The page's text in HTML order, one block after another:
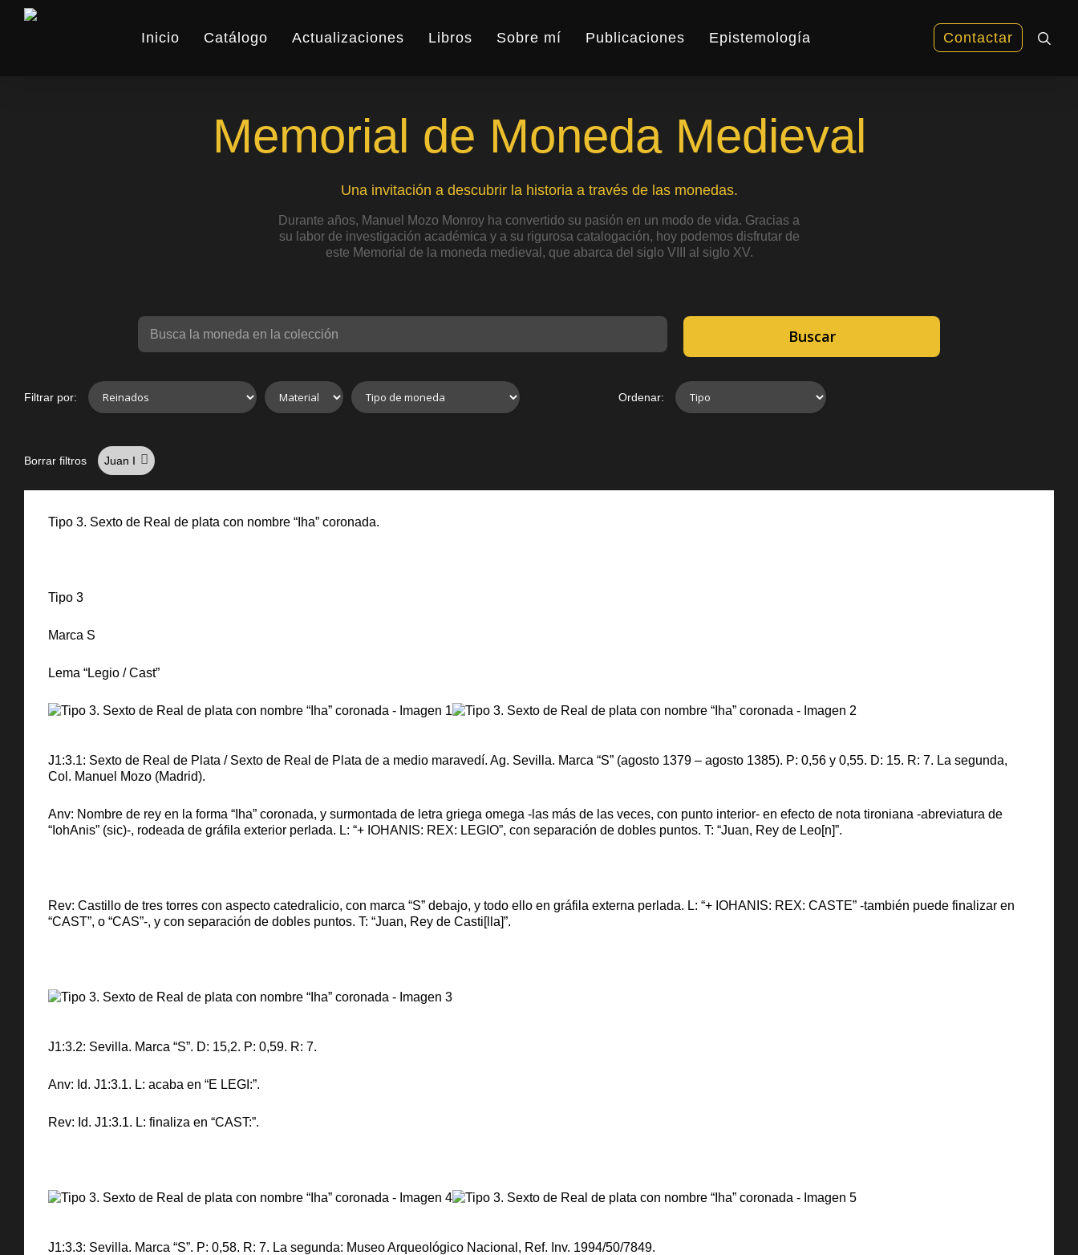
Inicio Catálogo Actualizaciones Libros Sobre mí Publicaciones Epistemología Contactar
Memorial de Moneda Medieval
Una invitación a descubrir la historia a través de las monedas.
Durante años, Manuel Mozo Monroy ha convertido su pasión en un modo de vida. Gracias a
su labor de investigación académica y a su rigurosa catalogación, hoy podemos disfrutar de
este Memorial de la moneda medieval, que abarca del siglo VIII al siglo XV.
Buscar
Filtrar por: Ordenar:
Borrar filtros Juan I
Tipo 3. Sexto de Real de plata con nombre “Iha” coronada.
Tipo 3
Marca S
Lema “Legio / Cast”
J1:3.1: Sexto de Real de Plata / Sexto de Real de Plata de a medio maravedí. Ag. Sevilla. Marca “S” (agosto 1379 – agosto 1385). P: 0,56 y 0,55. D: 15. R: 7. La segunda,
Col. Manuel Mozo (Madrid).
Anv: Nombre de rey en la forma “Iha” coronada, y surmontada de letra griega omega -las más de las veces, con punto interior- en efecto de nota tironiana -abreviatura de
“IohAnis” (sic)-, rodeada de gráfila exterior perlada. L: “+ IOHANIS: REX: LEGIO”, con separación de dobles puntos. T: “Juan, Rey de Leo[n]”.
Rev: Castillo de tres torres con aspecto catedralicio, con marca “S” debajo, y todo ello en gráfila externa perlada. L: “+ IOHANIS: REX: CASTE” -también puede finalizar en
“CAST”, o “CAS”-, y con separación de dobles puntos. T: “Juan, Rey de Casti[lla]”.
J1:3.2: Sevilla. Marca “S”. D: 15,2. P: 0,59. R: 7.
Anv: Id. J1:3.1. L: acaba en “E LEGI:”.
Rev: Id. J1:3.1. L: finaliza en “CAST:”.
J1:3.3: Sevilla. Marca “S”. P: 0,58. R: 7. La segunda: Museo Arqueológico Nacional, Ref. Inv. 1994/50/7849.